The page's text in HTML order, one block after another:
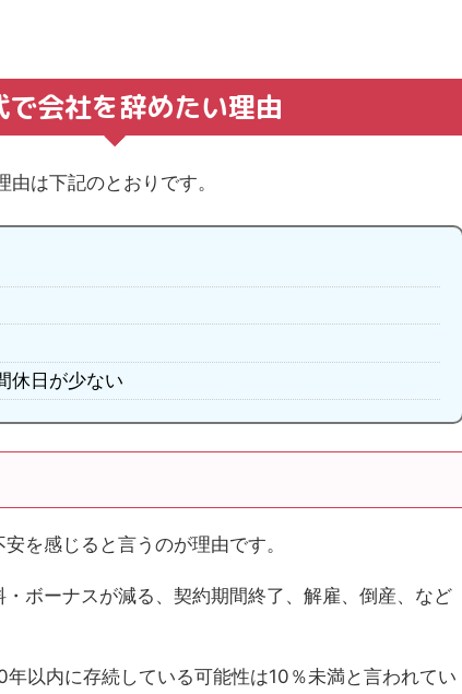
会社を辞めたい理由
は下記のとおりです。
休日が少ない
を感じると言うのが理由です。
ボーナスが減る、契約期間終了、解雇、倒産、など
以内に存続している可能性は10％未満と言われてい